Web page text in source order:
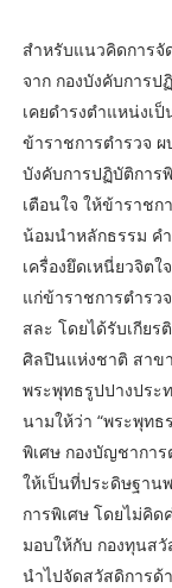
สำหรับแนวคิดการจั
จาก กองบังคับการ
เคยดำรงตำแหน่งเ
ข้าราชการตำรวจ ผ
บังคับการปฏิบัติการ
เตือนใจ ให้ข้าราชก
น้อมนำหลักธรรม ค
เครื่องยึดเหนี่ยวจิต
แก่ข้าราชการตำรว
สละ โดยได้รับเกีย
ศิลปินแห่งชาติ สาข
พระพุทธรูปปางประ
นามให้ว่า “พระพุทธ
พิเศษ กองบัญชากา
ให้เป็นที่ประดิษฐาน
การพิเศษ โดยไม่คิด
มอบให้กับ กองทุนส
นำไปจัดสวัสดิการด้